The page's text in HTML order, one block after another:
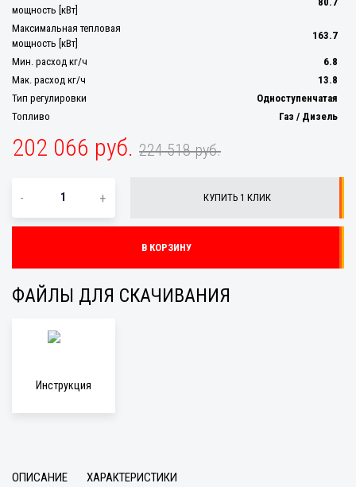
мощность [кВт]
Максимальная тепловая
мощность [кВт]
163.7
Мин. расход кг/ч
6.8
Мак. расход кг/ч
13.8
Тип регулировки
Одноступенчатая
Топливо
Газ / Дизель
202 066 руб. 224 518 руб.
- + КУПИТЬ 1 КЛИК
В КОРЗИНУ
ФАЙЛЫ ДЛЯ СКАЧИВАНИЯ
Инструкция
ОПИСАНИЕ ХАРАКТЕРИСТИКИ